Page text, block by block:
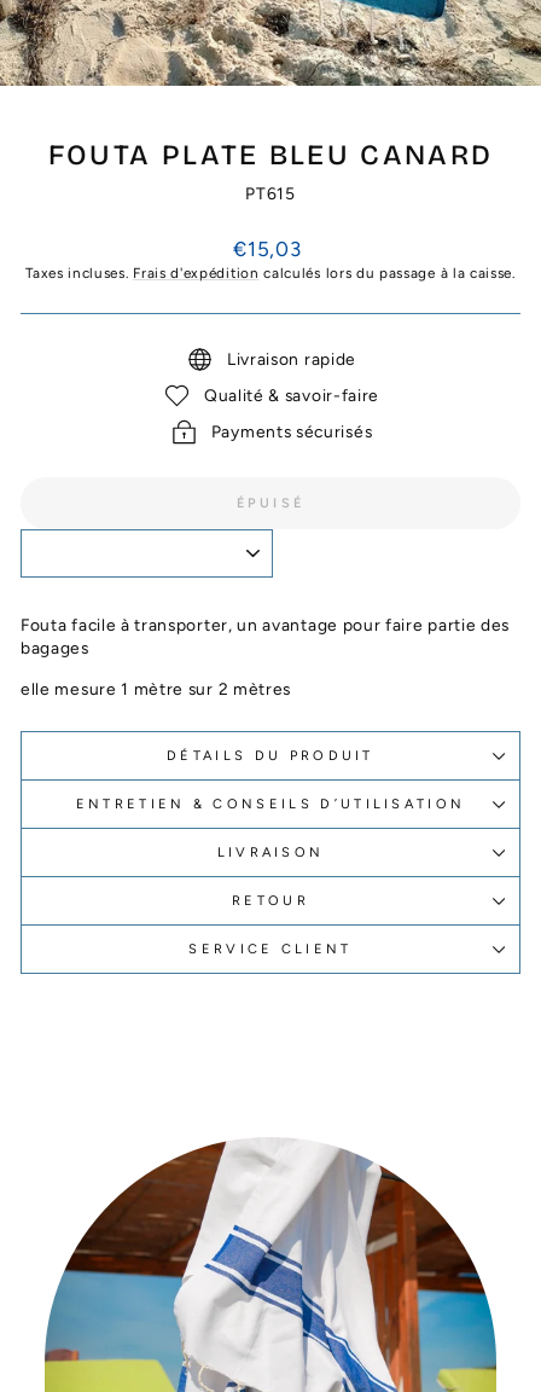
FOUTA PLATE BLEU CANARD
PT615
Prix
régulier
€15,03
Taxes incluses. Frais d'expédition calculés lors du passage à la caisse.
Livraison rapide
Qualité & savoir-faire
Payments sécurisés
ÉPUISÉ
Fouta facile à transporter, un avantage pour faire partie des
bagages
elle mesure 1 mètre sur 2 mètres
DÉTAILS DU PRODUIT
ENTRETIEN & CONSEILS D’UTILISATION
LIVRAISON
RETOUR
SERVICE CLIENT